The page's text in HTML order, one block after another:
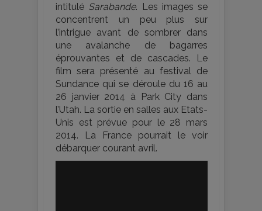
intitulé Sarabande. Les images se
concentrent un peu plus sur
l’intrigue avant de sombrer dans
une avalanche de bagarres
éprouvantes et de cascades. Le
film sera présenté au festival de
Sundance qui se déroule du 16 au
26 janvier 2014 à Park City dans
l’Utah. La sortie en salles aux Etats-
Unis est prévue pour le 28 mars
2014. La France pourrait le voir
débarquer courant avril.